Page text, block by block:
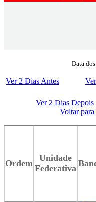
Data dos
Ver 2 Dias Antes
Ver 2 Dias Depois
Voltar
Ordem
Unidade
Federativa